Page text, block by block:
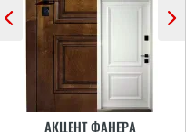
АКЦЕНТ ФАНЕРА